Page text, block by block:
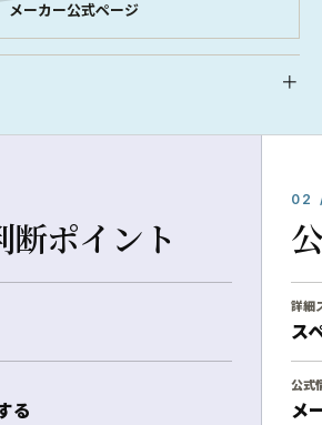
メーカー公式ページ
断ポイント
る
02
詳細
ス
公式
メ